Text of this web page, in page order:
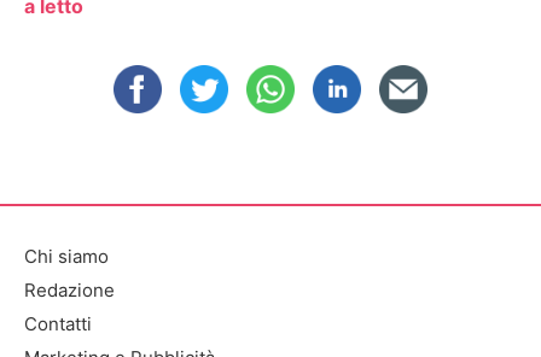
a letto
Chi siamo
Redazione
Contatti